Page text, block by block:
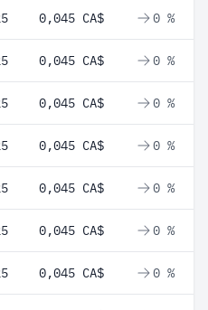
0,045 CA$ 0 %
0,045 CA$ 0 %
0,045 CA$ 0 %
0,045 CA$ 0 %
0,045 CA$ 0 %
0,045 CA$ 0 %
0,045 CA$ 0 %